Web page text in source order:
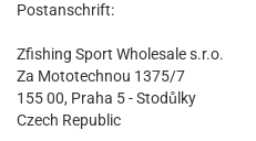
Postanschrift:
Zfishing Sport Wholesale s.r.o.
Za Mototechnou 1375/7
155 00, Praha 5 - Stodůlky
Czech Republic